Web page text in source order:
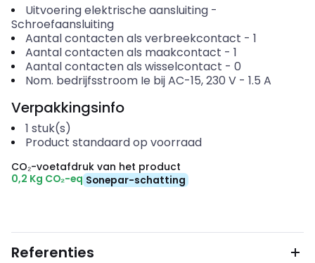
Uitvoering elektrische aansluiting-
Schroefaansluiting
Aantal contacten als verbreekcontact - 1
Aantal contacten als maakcontact - 1
Aantal contacten als wisselcontact - 0
Nom. bedrijfsstroom Ie bij AC-15, 230 V- 1.5 A
Verpakkingsinfo
1 stuk(s)
Product standaard op voorraad
CO₂-voetafdruk van het product
0,2 Kg CO₂-eq Sonepar-schatting
Referenties